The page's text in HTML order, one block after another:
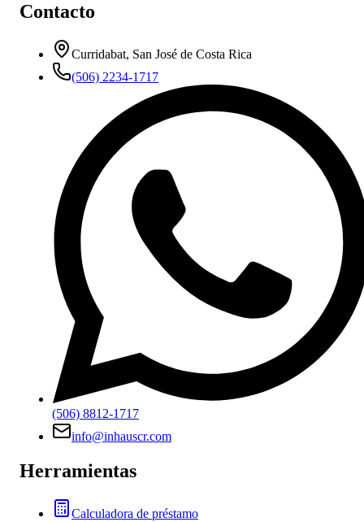
Contacto
Curridabat, San José de Costa Rica
(506) 2234-1717
(506) 8812-1717
info@inhauscr.com
Herramientas
Calculadora de préstamo